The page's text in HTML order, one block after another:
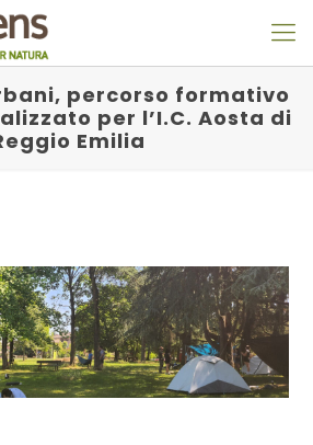
percorso formativo
per l’I.C. Aosta di
Emilia